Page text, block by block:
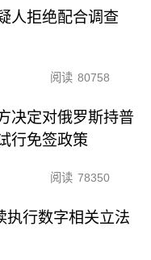
人拒绝配合调查
阅读 80758
决定对俄罗斯持普
行免签政策
阅读 78350
执行数字相关立法